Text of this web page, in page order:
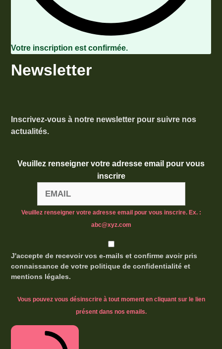
Votre inscription est confirmée.
Newsletter
Inscrivez-vous à notre newsletter pour suivre nos
actualités.
Veuillez renseigner votre adresse email pour vous
inscrire
Veuillez renseigner votre adresse email pour vous inscrire. Ex. :
abc@xyz.com
J'accepte de recevoir vos e-mails et confirme avoir pris
connaissance de votre politique de confidentialité et
mentions légales.
Vous pouvez vous désinscrire à tout moment en cliquant sur le lien
présent dans nos emails.